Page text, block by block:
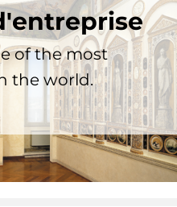
of the most
the world.